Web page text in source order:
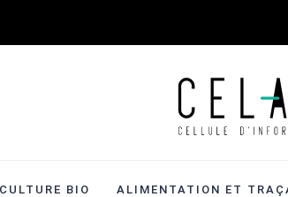
BIO ALIMENTATION ET